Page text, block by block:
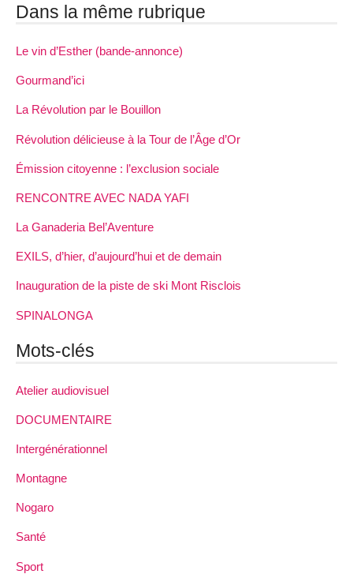
Dans la même rubrique
Le vin d’Esther (bande-annonce)
Gourmand’ici
La Révolution par le Bouillon
Révolution délicieuse à la Tour de l’Âge d’Or
Émission citoyenne : l’exclusion sociale
RENCONTRE AVEC NADA YAFI
La Ganaderia Bel’Aventure
EXILS, d’hier, d’aujourd’hui et de demain
Inauguration de la piste de ski Mont Risclois
SPINALONGA
Mots-clés
Atelier audiovisuel
DOCUMENTAIRE
Intergénérationnel
Montagne
Nogaro
Santé
Sport